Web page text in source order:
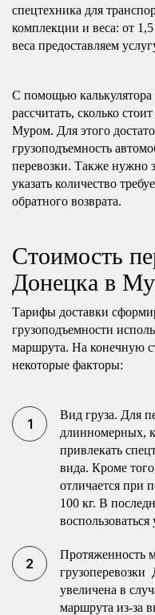
спецтехника для
комплекции и веса: от
веса предоставляем
С помощью
рассчитать, сколько
Муром. Для этого
грузоподъемность
перевозки. Также нужно
указать количество
обратного возврата.
Стоимость
Донецка в
Тарифы доставки
грузоподъемности
маршрута. На конечную
некоторые факторы:
Вид груза. Для
длинномерных,
привлекать
вида. Кроме
отличается при
100 кг. В
воспользоваться
Протяженность
увеличена в
маршрута из-за